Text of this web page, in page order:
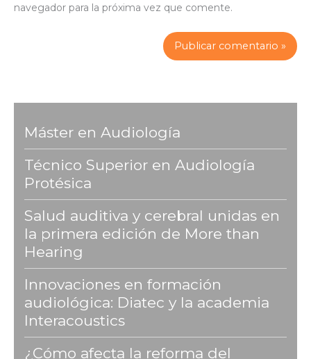
navegador para la próxima vez que comente.
Máster en Audiología
Técnico Superior en Audiología
Protésica
Salud auditiva y cerebral unidas en
la primera edición de More than
Hearing
Innovaciones en formación
audiológica: Diatec y la academia
Interacoustics
¿Cómo afecta la reforma del